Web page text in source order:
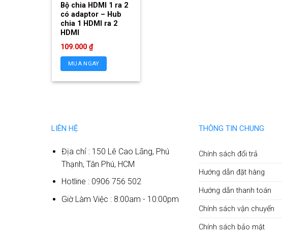
Bộ chia HDMI 1 ra 2
có adaptor – Hub
chia 1 HDMI ra 2
HDMI
109.000₫
MUA NGAY
LIÊN HỆ
Địa chỉ : 150 Lê Cao Lãng, Phú
Thạnh, Tân Phú, HCM
Hotline : 0906 756 502
Giờ Làm Việc : 8:00am - 10:00pm
THÔNG TIN CHUNG
Chính sách đổi trả
Hướng dẫn đặt hàng
Hướng dẫn thanh toán
Chính sách vận chuyển
Chính sách bảo mật